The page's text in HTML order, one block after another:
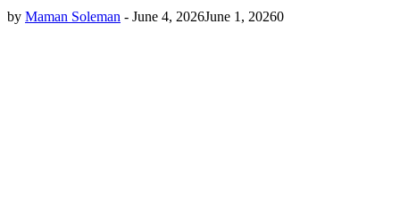
by Maman Soleman - June 4, 2026June 1, 20260